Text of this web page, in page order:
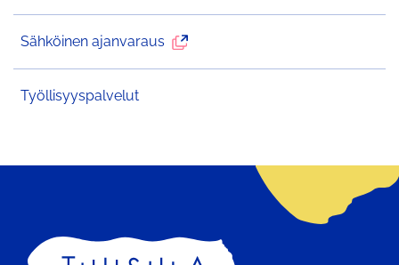
Sähköinen ajanvaraus
Ulkoinen
palvelu
Työllisyyspalvelut
Etusivu